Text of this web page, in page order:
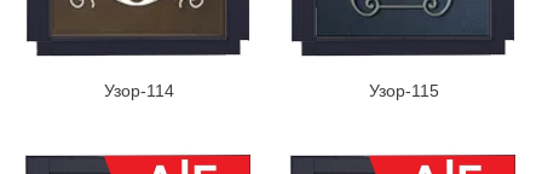
Узор-114 Узор-115